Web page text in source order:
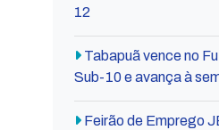
12
Tabapuã vence no
Sub-10 e avança à
Feirão de Emprego